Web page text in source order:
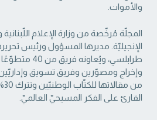
والأموات. ‏
المجلّة مُرخّصة من وزارة الإعلام
الإنجيليّة. مديرها المسؤول ‏ورئيس
طرابلسي،
القارئ على الفكر المسيحيّ العالميّ.‏